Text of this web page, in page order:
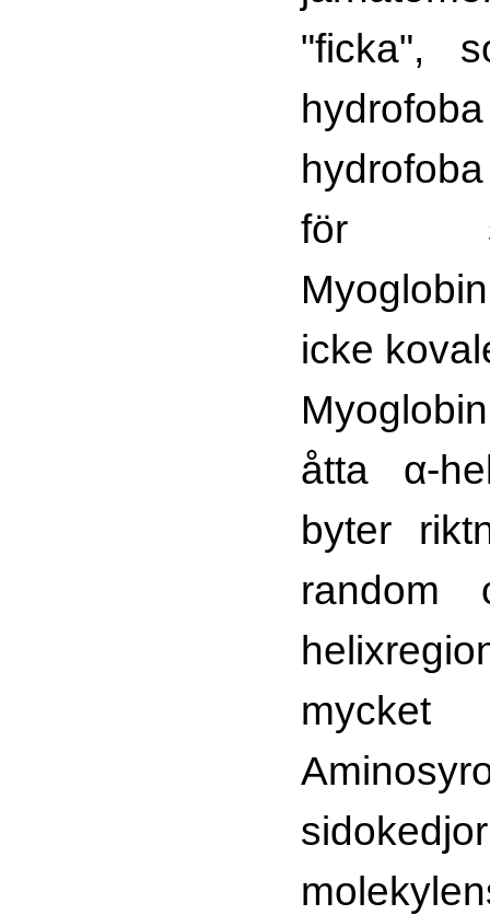
"ficka",
för
icke
åtta α-
byter
random